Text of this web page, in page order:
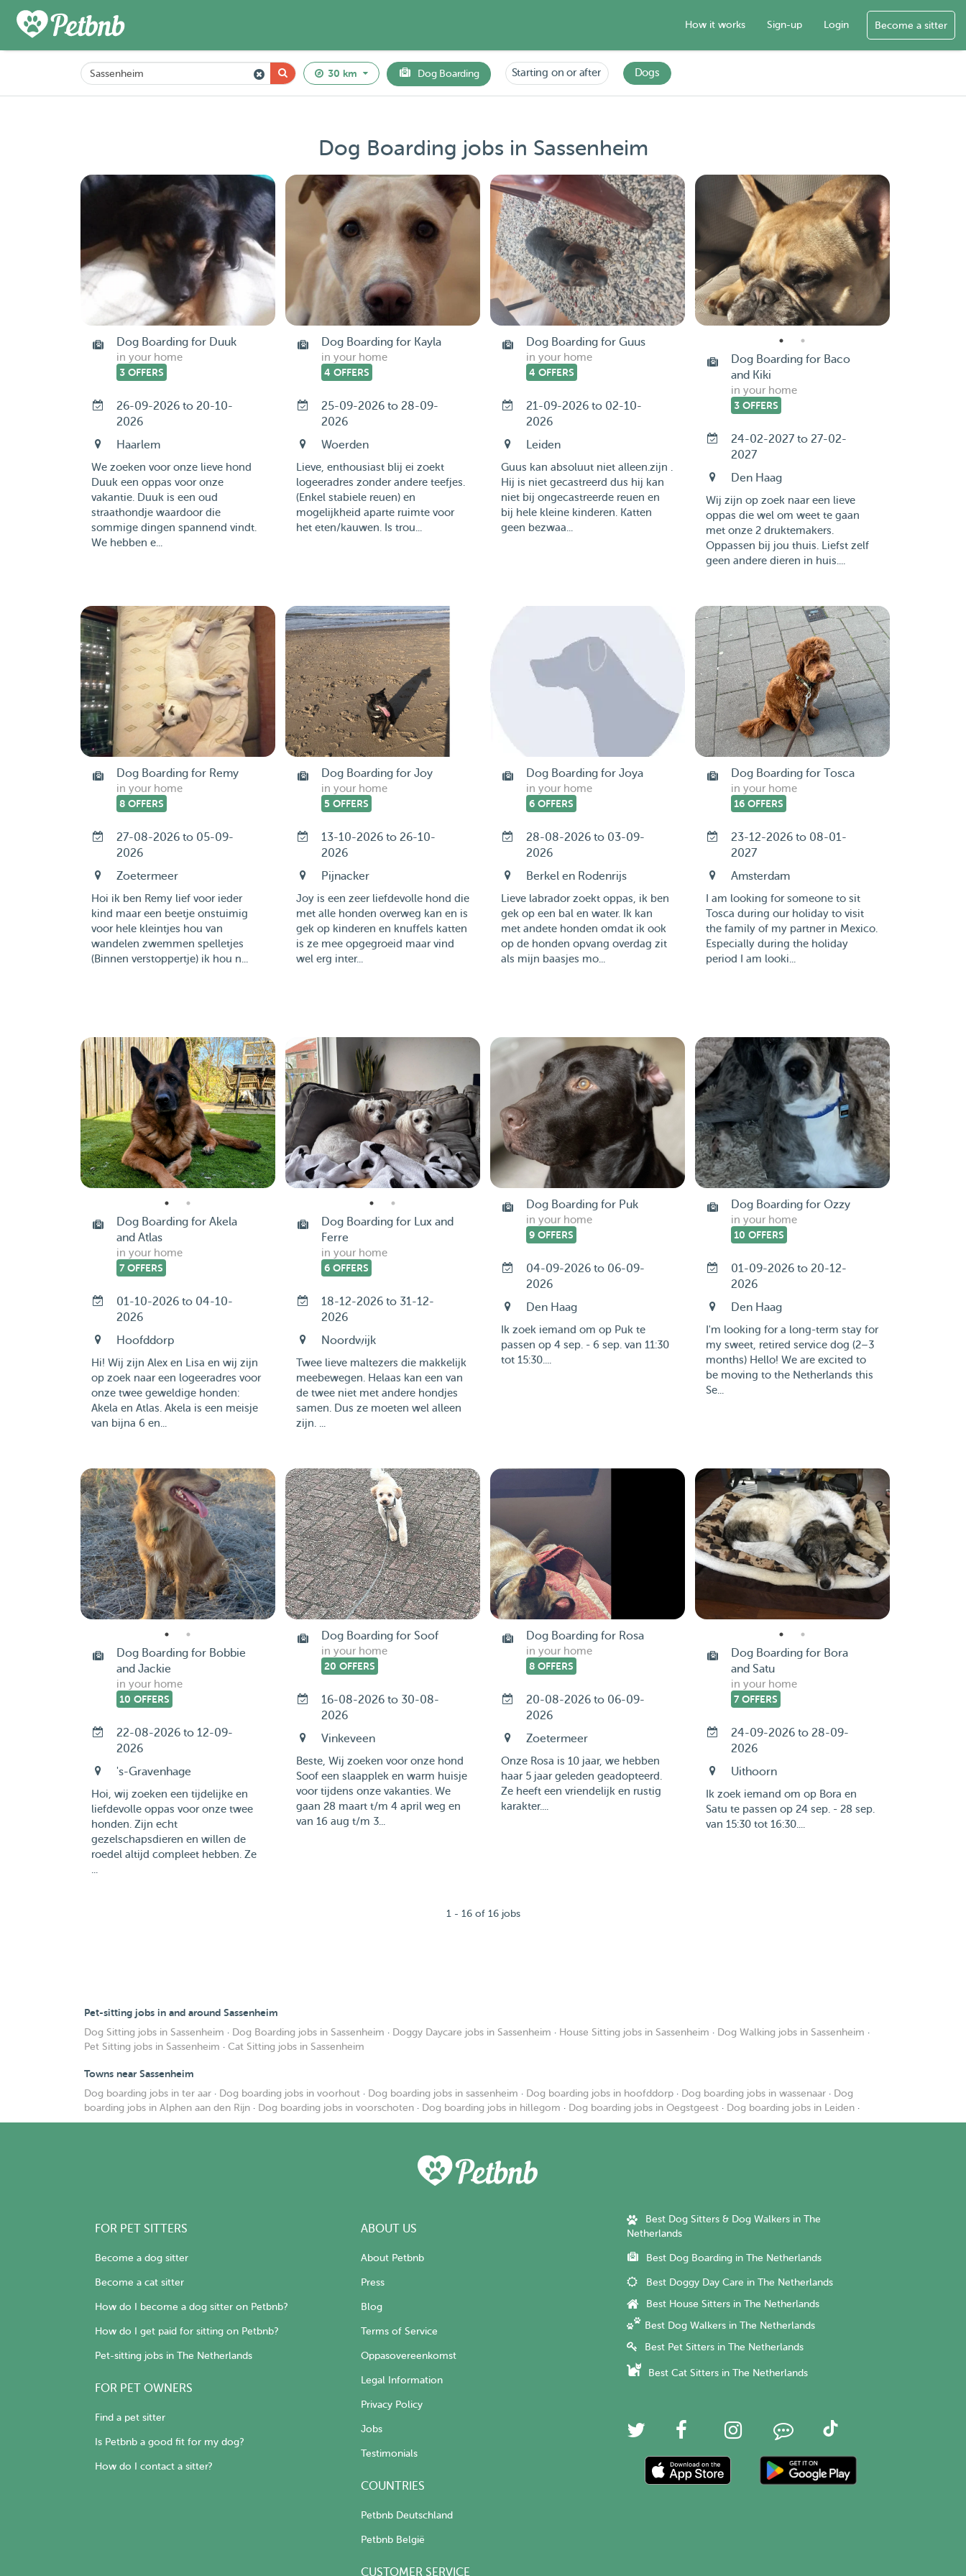
How it works Sign-up Login Become a sitter
30 km Dog Boarding Starting on or after Dogs
Dog Boarding jobs in Sassenheim
Dog Boarding for Duuk
in your home
3 OFFERS
26-09-2026 to 20-10-
2026
Haarlem
We zoeken voor onze lieve hond
Duuk een oppas voor onze
vakantie. Duuk is een oud
straathondje waardoor die
sommige dingen spannend vindt.
We hebben e...
Dog Boarding for Kayla
in your home
4 OFFERS
25-09-2026 to 28-09-
2026
Woerden
Lieve, enthousiast blij ei zoekt
logeeradres zonder andere teefjes.
(Enkel stabiele reuen) en
mogelijkheid aparte ruimte voor
het eten/kauwen. Is trou...
Dog Boarding for Guus
in your home
4 OFFERS
21-09-2026 to 02-10-
2026
Leiden
Guus kan absoluut niet alleen.zijn .
Hij is niet gecastreerd dus hij kan
niet bij ongecastreerde reuen en
bij hele kleine kinderen. Katten
geen bezwaa...
Dog Boarding for Baco
and Kiki
in your home
3 OFFERS
24-02-2027 to 27-02-
2027
Den Haag
Wij zijn op zoek naar een lieve
oppas die wel om weet te gaan
met onze 2 druktemakers.
Oppassen bij jou thuis. Liefst zelf
geen andere dieren in huis....
Dog Boarding for Remy
in your home
8 OFFERS
27-08-2026 to 05-09-
2026
Zoetermeer
Hoi ik ben Remy lief voor ieder
kind maar een beetje onstuimig
voor hele kleintjes hou van
wandelen zwemmen spelletjes
(Binnen verstoppertje) ik hou n...
Dog Boarding for Joy
in your home
5 OFFERS
13-10-2026 to 26-10-
2026
Pijnacker
Joy is een zeer liefdevolle hond die
met alle honden overweg kan en is
gek op kinderen en knuffels katten
is ze mee opgegroeid maar vind
wel erg inter...
Dog Boarding for Joya
in your home
6 OFFERS
28-08-2026 to 03-09-
2026
Berkel en Rodenrijs
Lieve labrador zoekt oppas, ik ben
gek op een bal en water. Ik kan
met andete honden omdat ik ook
op de honden opvang overdag zit
als mijn baasjes mo...
Dog Boarding for Tosca
in your home
16 OFFERS
23-12-2026 to 08-01-
2027
Amsterdam
I am looking for someone to sit
Tosca during our holiday to visit
the family of my partner in Mexico.
Especially during the holiday
period I am looki...
Dog Boarding for Akela
and Atlas
in your home
7 OFFERS
01-10-2026 to 04-10-
2026
Hoofddorp
Hi! Wij zijn Alex en Lisa en wij zijn
op zoek naar een logeeradres voor
onze twee geweldige honden:
Akela en Atlas. Akela is een meisje
van bijna 6 en...
Dog Boarding for Lux and
Ferre
in your home
6 OFFERS
18-12-2026 to 31-12-
2026
Noordwijk
Twee lieve maltezers die makkelijk
meebewegen. Helaas kan een van
de twee niet met andere hondjes
samen. Dus ze moeten wel alleen
zijn. ...
Dog Boarding for Puk
in your home
9 OFFERS
04-09-2026 to 06-09-
2026
Den Haag
Ik zoek iemand om op Puk te
passen op 4 sep. - 6 sep. van 11:30
tot 15:30....
Dog Boarding for Ozzy
in your home
10 OFFERS
01-09-2026 to 20-12-
2026
Den Haag
I'm looking for a long-term stay for
my sweet, retired service dog (2–3
months) Hello! We are excited to
be moving to the Netherlands this
Se...
Dog Boarding for Bobbie
and Jackie
in your home
10 OFFERS
22-08-2026 to 12-09-
2026
's-Gravenhage
Hoi, wij zoeken een tijdelijke en
liefdevolle oppas voor onze twee
honden. Zijn echt
gezelschapsdieren en willen de
roedel altijd compleet hebben. Ze
...
Dog Boarding for Soof
in your home
20 OFFERS
16-08-2026 to 30-08-
2026
Vinkeveen
Beste, Wij zoeken voor onze hond
Soof een slaapplek en warm huisje
voor tijdens onze vakanties. We
gaan 28 maart t/m 4 april weg en
van 16 aug t/m 3...
Dog Boarding for Rosa
in your home
8 OFFERS
20-08-2026 to 06-09-
2026
Zoetermeer
Onze Rosa is 10 jaar, we hebben
haar 5 jaar geleden geadopteerd.
Ze heeft een vriendelijk en rustig
karakter....
Dog Boarding for Bora
and Satu
in your home
7 OFFERS
24-09-2026 to 28-09-
2026
Uithoorn
Ik zoek iemand om op Bora en
Satu te passen op 24 sep. - 28 sep.
van 15:30 tot 16:30....
1 - 16 of 16 jobs
Pet-sitting jobs in and around Sassenheim
Dog Sitting jobs in Sassenheim · Dog Boarding jobs in Sassenheim · Doggy Daycare jobs in Sassenheim · House Sitting jobs in Sassenheim · Dog Walking jobs in Sassenheim ·
Pet Sitting jobs in Sassenheim · Cat Sitting jobs in Sassenheim
Towns near Sassenheim
Dog boarding jobs in ter aar · Dog boarding jobs in voorhout · Dog boarding jobs in sassenheim · Dog boarding jobs in hoofddorp · Dog boarding jobs in wassenaar · Dog
boarding jobs in Alphen aan den Rijn · Dog boarding jobs in voorschoten · Dog boarding jobs in hillegom · Dog boarding jobs in Oegstgeest · Dog boarding jobs in Leiden ·
FOR PET SITTERS
Become a dog sitter
Become a cat sitter
How do I become a dog sitter on Petbnb?
How do I get paid for sitting on Petbnb?
Pet-sitting jobs in The Netherlands
FOR PET OWNERS
Find a pet sitter
Is Petbnb a good fit for my dog?
How do I contact a sitter?
ABOUT US
About Petbnb
Press
Blog
Terms of Service
Oppasovereenkomst
Legal Information
Privacy Policy
Jobs
Testimonials
COUNTRIES
Petbnb Deutschland
Petbnb België
CUSTOMER SERVICE
Best Dog Sitters & Dog Walkers in The
Netherlands
Best Dog Boarding in The Netherlands
Best Doggy Day Care in The Netherlands
Best House Sitters in The Netherlands
Best Dog Walkers in The Netherlands
Best Pet Sitters in The Netherlands
Best Cat Sitters in The Netherlands